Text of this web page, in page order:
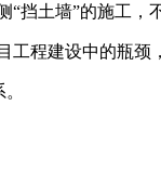
土墙”的施工，
建设中的瓶颈